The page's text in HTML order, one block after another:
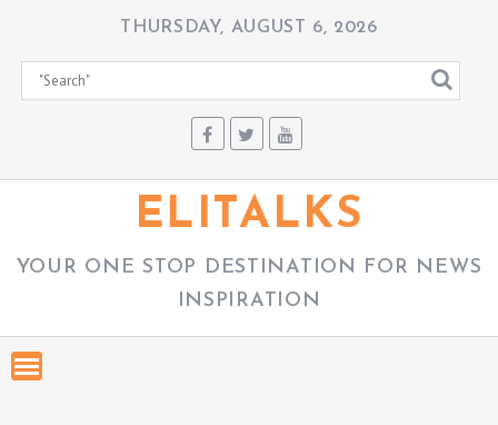
THURSDAY, AUGUST 6, 2026
ELITALKS
YOUR ONE STOP DESTINATION FOR NEWS
INSPIRATION